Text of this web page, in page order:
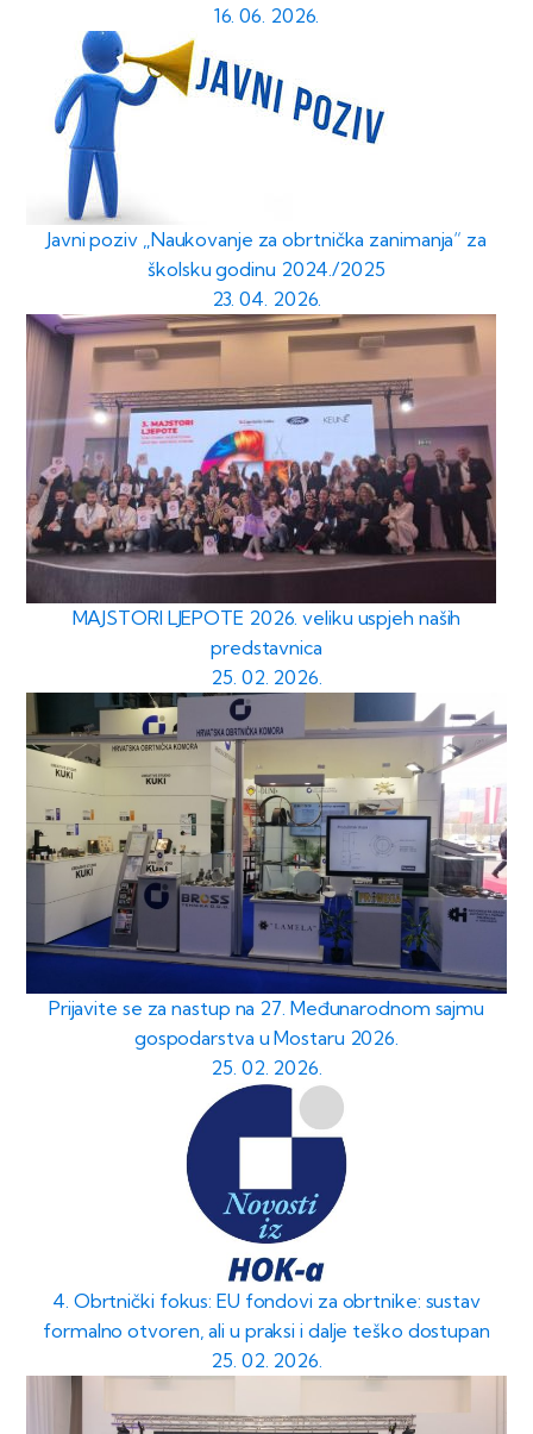
16. 06. 2026.
Javni poziv „Naukovanje za obrtnička zanimanja“ za
školsku godinu 2024./2025
23. 04. 2026.
MAJSTORI LJEPOTE 2026. veliku uspjeh naših
predstavnica
25. 02. 2026.
Prijavite se za nastup na 27. Međunarodnom sajmu
gospodarstva u Mostaru 2026.
25. 02. 2026.
4. Obrtnički fokus: EU fondovi za obrtnike: sustav
formalno otvoren, ali u praksi i dalje teško dostupan
25. 02. 2026.